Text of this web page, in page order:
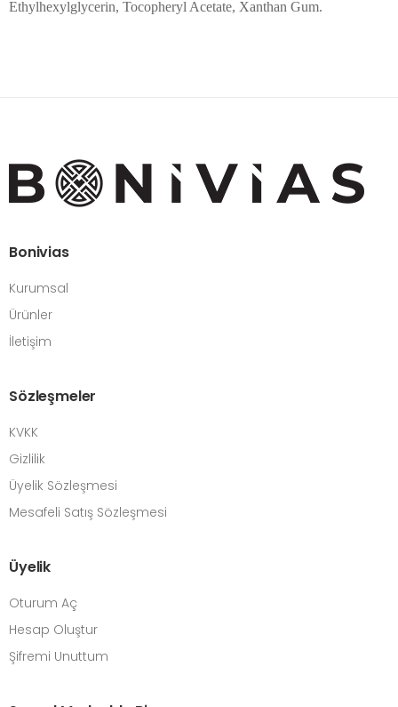
Ethylhexylglycerin, Tocopheryl Acetate, Xanthan Gum.
Bonivias
Kurumsal
Ürünler
İletişim
Sözleşmeler
KVKK
Gizlilik
Üyelik Sözleşmesi
Mesafeli Satış Sözleşmesi
Üyelik
Oturum Aç
Hesap Oluştur
Şifremi Unuttum